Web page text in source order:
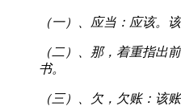
（一）、应当：应该。该
（二）、那，着重指出
书。
（三）、欠，欠账：该